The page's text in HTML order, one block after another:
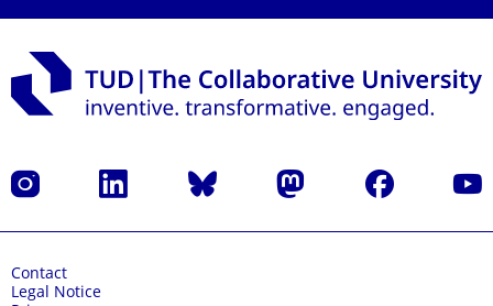
Instagram LinkedIn Bluesky Mastodon Facebook
Contact
Legal Notice